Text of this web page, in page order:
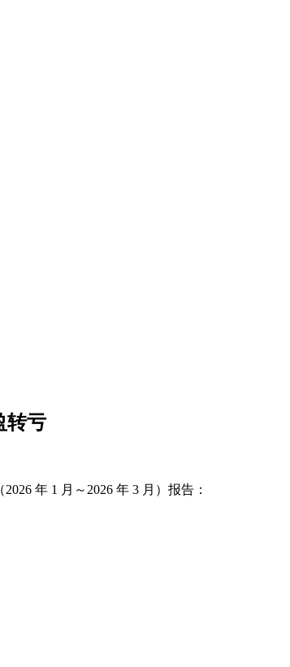
转亏
年 1 月～2026 年 3 月）报告：